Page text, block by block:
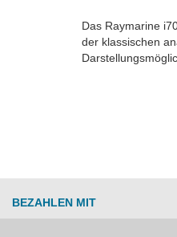
Das Raymarine
der klassischen
BEZAHLEN MIT